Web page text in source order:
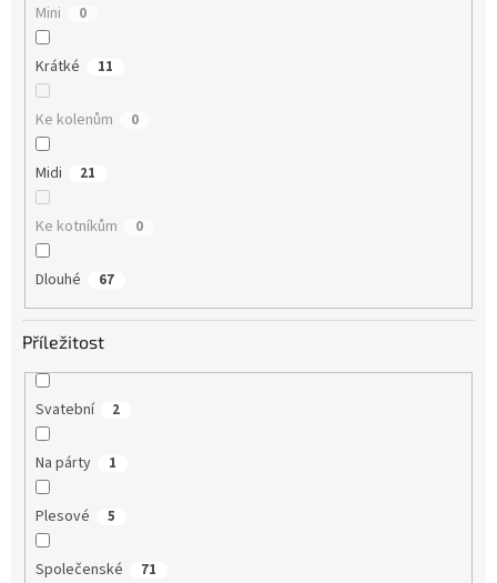
Mini 0
Krátké 11
Ke kolenům 0
Midi 21
Ke kotníkům 0
Dlouhé 67
Příležitost
Svatební 2
Na párty 1
Plesové 5
Společenské 71